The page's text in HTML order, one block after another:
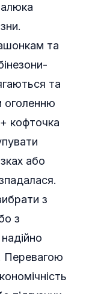
та
та
оголенню
кофточка
або
з
з
Перевагою